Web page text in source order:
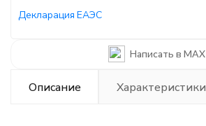
Декларация ЕАЭС
Написать в MAX
Описание Характеристики